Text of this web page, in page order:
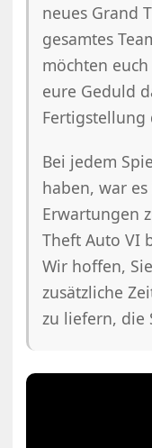
neues Grand
gesamtes
möchten
eure Geduld
Fertigstellung
Bei jedem
haben, war
Erwartungen
Theft Auto VI
Wir hoffen,
zusätzliche
zu liefern, die